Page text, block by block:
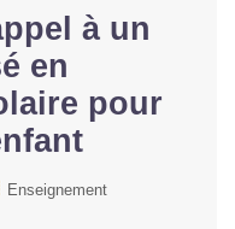
à un
en
pour
Enseignement